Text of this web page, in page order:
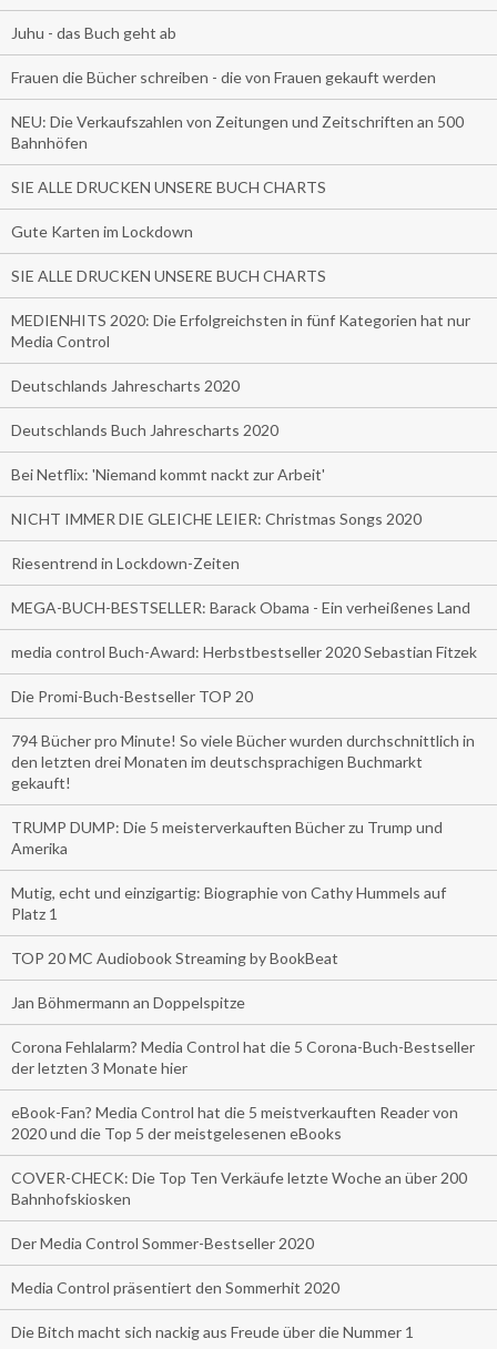
Juhu - das Buch geht ab
Frauen die Bücher schreiben - die von Frauen gekauft werden
NEU: Die Verkaufszahlen von Zeitungen und Zeitschriften an 500
Bahnhöfen
SIE ALLE DRUCKEN UNSERE BUCH CHARTS
Gute Karten im Lockdown
SIE ALLE DRUCKEN UNSERE BUCH CHARTS
MEDIENHITS 2020: Die Erfolgreichsten in fünf Kategorien hat nur
Media Control
Deutschlands Jahrescharts 2020
Deutschlands Buch Jahrescharts 2020
Bei Netflix: 'Niemand kommt nackt zur Arbeit'
NICHT IMMER DIE GLEICHE LEIER: Christmas Songs 2020
Riesentrend in Lockdown-Zeiten
MEGA-BUCH-BESTSELLER: Barack Obama - Ein verheißenes Land
media control Buch-Award: Herbstbestseller 2020 Sebastian Fitzek
Die Promi-Buch-Bestseller TOP 20
794 Bücher pro Minute! So viele Bücher wurden durchschnittlich in
den letzten drei Monaten im deutschsprachigen Buchmarkt
gekauft!
TRUMP DUMP: Die 5 meisterverkauften Bücher zu Trump und
Amerika
Mutig, echt und einzigartig: Biographie von Cathy Hummels auf
Platz 1
TOP 20 MC Audiobook Streaming by BookBeat
Jan Böhmermann an Doppelspitze
Corona Fehlalarm? Media Control hat die 5 Corona-Buch-Bestseller
der letzten 3 Monate hier
eBook-Fan? Media Control hat die 5 meistverkauften Reader von
2020 und die Top 5 der meistgelesenen eBooks
COVER-CHECK: Die Top Ten Verkäufe letzte Woche an über 200
Bahnhofskiosken
Der Media Control Sommer-Bestseller 2020
Media Control präsentiert den Sommerhit 2020
Die Bitch macht sich nackig aus Freude über die Nummer 1